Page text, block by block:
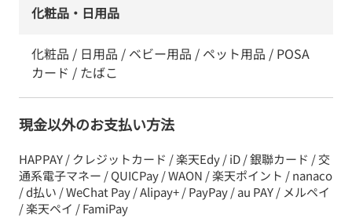
化粧品・日用品
化粧品 / 日用品 / ベビー用品 / ペット用品 / POSA
カード / たばこ
現金以外のお支払い方法
HAPPAY / クレジットカード / 楽天Edy / iD / 銀聯カード / 交
通系電子マネー / QUICPay / WAON / 楽天ポイント / nanaco
/ d払い / WeChat Pay / Alipay+ / PayPay / au PAY / メルペイ
/ 楽天ペイ / FamiPay